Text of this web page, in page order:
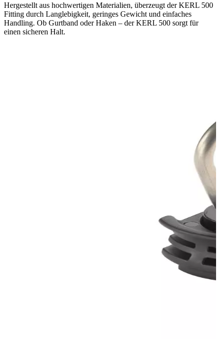
Hergestellt aus hochwertigen Materialien, überzeugt der KERL 500
Fitting durch Langlebigkeit, geringes Gewicht und einfaches
Handling. Ob Gurtband oder Haken – der KERL 500 sorgt für
einen sicheren Halt.